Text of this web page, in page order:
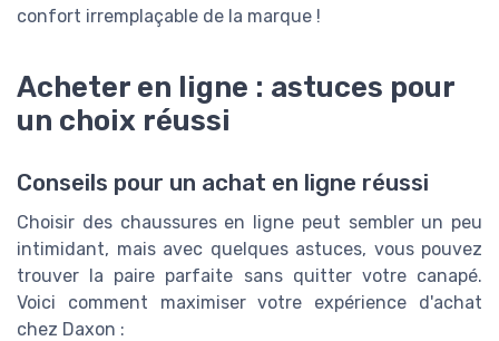
confort irremplaçable de la marque !
Acheter en ligne : astuces pour
un choix réussi
Conseils pour un achat en ligne réussi
Choisir des chaussures en ligne peut sembler un peu
intimidant, mais avec quelques astuces, vous pouvez
trouver la paire parfaite sans quitter votre canapé.
Voici comment maximiser votre expérience d'achat
chez Daxon :